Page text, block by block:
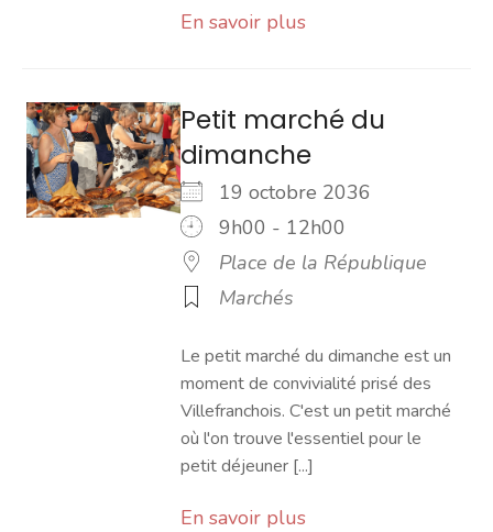
En savoir plus
Petit marché du
dimanche
19 octobre 2036
9h00 - 12h00
Place de la République
Marchés
Le petit marché du dimanche est un
moment de convivialité prisé des
Villefranchois. C'est un petit marché
où l'on trouve l'essentiel pour le
petit déjeuner [...]
En savoir plus